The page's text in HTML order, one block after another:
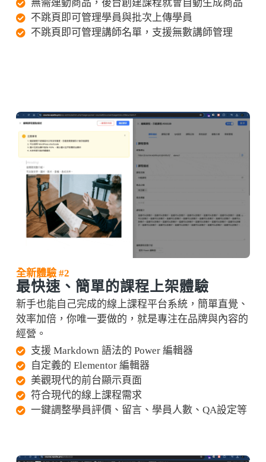
無需連動商品，後台創建課程就會自動生成商品
不跳頁即可管理學員與批次上傳學員
不跳頁即可管理講師名單，支援無數講師管理
全新體驗 #2
最快速、簡單的課程上架體驗
新手也能自己完成的線上課程平台系統，簡單直覺、
效率加倍，你唯一要做的，就是專注在品牌與內容的
經營。
支援 Markdown 語法的 Power 編輯器
自定義的 Elementor 編輯器
美觀現代的前台顯示頁面
符合現代的線上課程需求
一鍵調整學員評價、留言、學員人數、QA設定等